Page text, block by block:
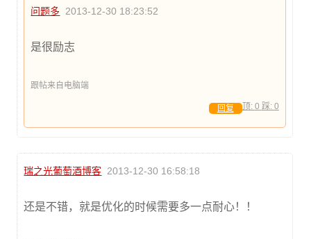
问题多 2013-12-30 18:23:52
是很励志
跟帖来自电脑端
顶: 0 踩: 0
回复
瑞之光葡萄酒博客 2013-12-30 16:58:18
还是不错，就是优化的时候需要多一点耐心！！